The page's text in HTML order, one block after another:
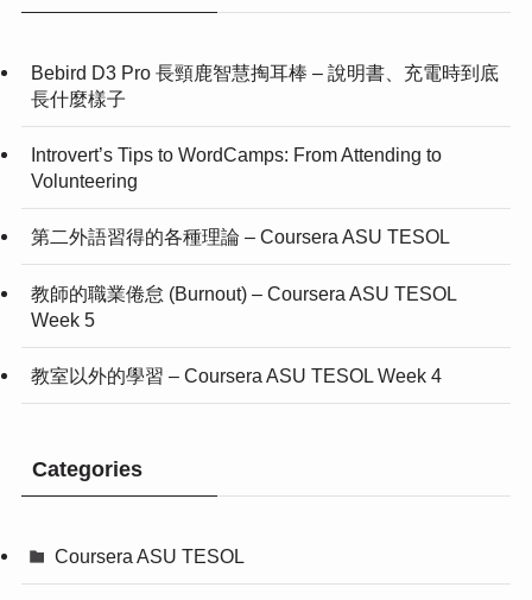
Bebird D3 Pro 長頸鹿智慧掏耳棒 – 說明書、充電時到底
長什麼樣子
Introvert’s Tips to WordCamps: From Attending to
Volunteering
第二外語習得的各種理論 – Coursera ASU TESOL
教師的職業倦怠 (Burnout) – Coursera ASU TESOL
Week 5
教室以外的學習 – Coursera ASU TESOL Week 4
Categories
Coursera ASU TESOL